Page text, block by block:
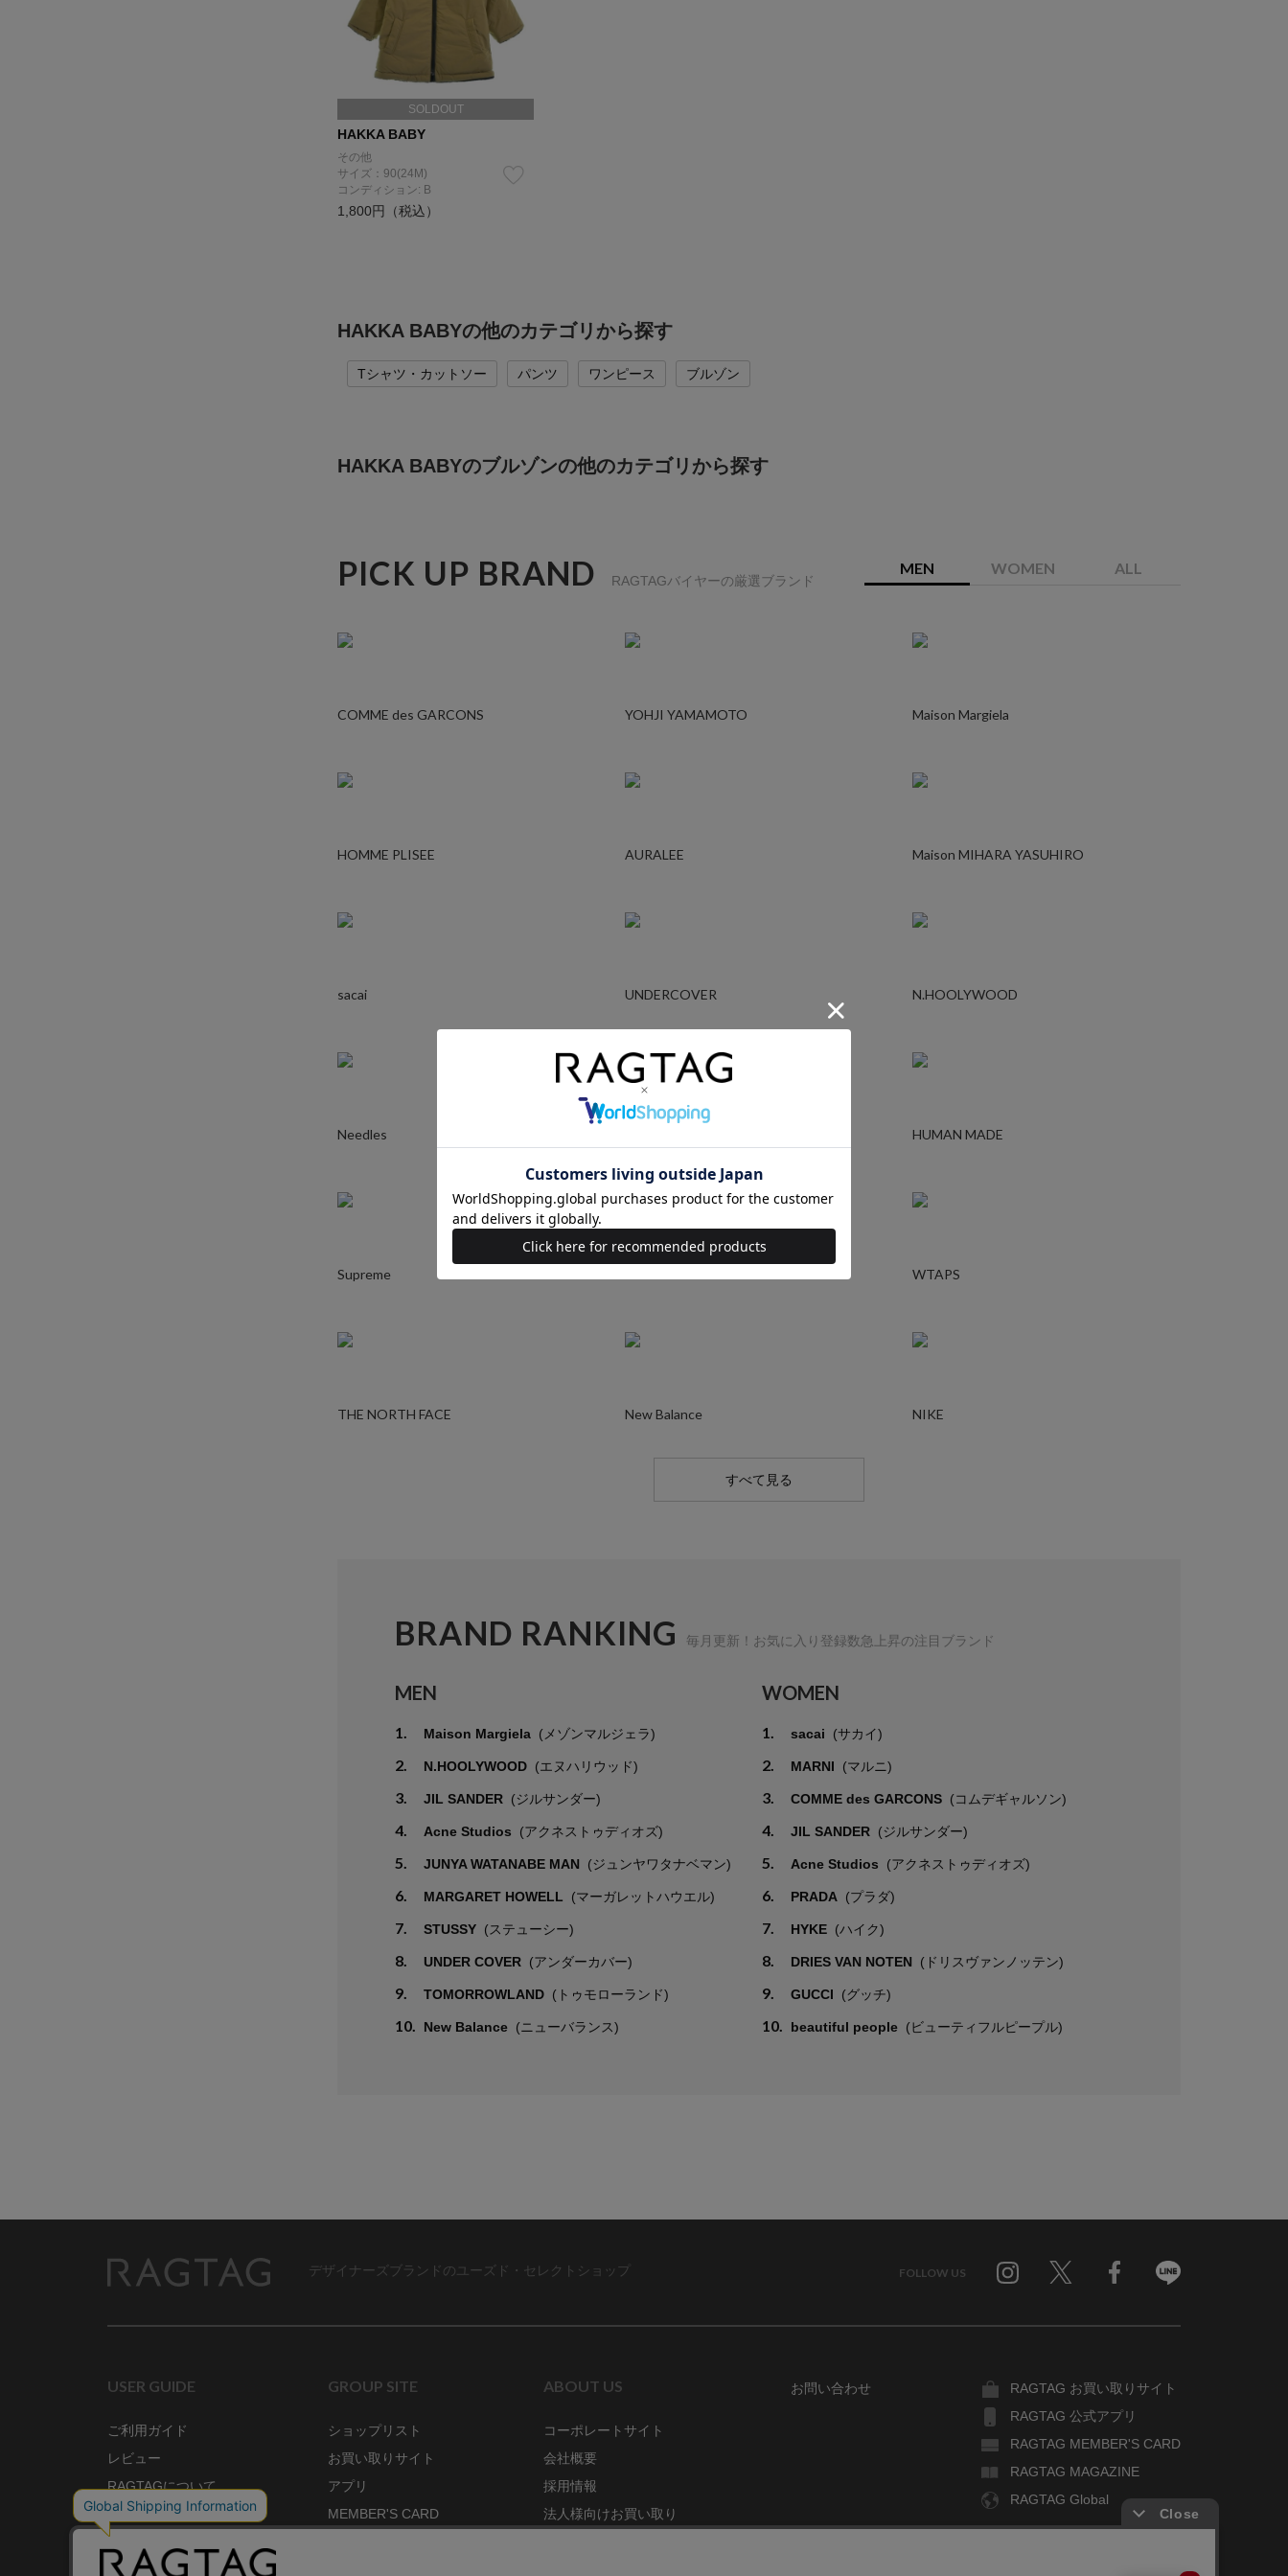
SOLDOUT
HAKKA BABY
その他
サイズ：90(24M)
コンディション: B
1,800円（税込）
HAKKA BABYの他のカテゴリから探す
Tシャツ・カットソー パンツ ワンピース ブルゾン
HAKKA BABYのブルゾンの他のカテゴリから探す
PICK UP BRAND RAGTAGバイヤーの厳選ブランド
MEN WOMEN ALL
COMME des GARCONS YOHJI YAMAMOTO Maison Margiela
HOMME PLISEE AURALEE Maison MIHARA YASUHIRO
sacai UNDERCOVER N.HOOLYWOOD
Needles HUMAN MADE
Supreme WTAPS
THE NORTH FACE New Balance NIKE
すべて見る
BRAND RANKING 毎月更新！お気に入り登録数急上昇の注目ブランド
MEN
1. Maison Margiela (メゾンマルジェラ)
2. N.HOOLYWOOD (エヌハリウッド)
3. JIL SANDER (ジルサンダー)
4. Acne Studios (アクネストゥディオズ)
5. JUNYA WATANABE MAN (ジュンヤワタナベマン)
6. MARGARET HOWELL (マーガレットハウエル)
7. STUSSY (ステューシー)
8. UNDER COVER (アンダーカバー)
9. TOMORROWLAND (トゥモローランド)
10. New Balance (ニューバランス)
WOMEN
1. sacai (サカイ)
2. MARNI (マルニ)
3. COMME des GARCONS (コムデギャルソン)
4. JIL SANDER (ジルサンダー)
5. Acne Studios (アクネストゥディオズ)
6. PRADA (プラダ)
7. HYKE (ハイク)
8. DRIES VAN NOTEN (ドリスヴァンノッテン)
9. GUCCI (グッチ)
10. beautiful people (ビューティフルピープル)
デザイナーズブランドのユーズド・セレクトショップ FOLLOW US
USER GUIDE
ご利用ガイド
レビュー
RAGTAGについて
ご利用規約
プライバシーポリシー
GROUP SITE
ショップリスト
お買い取りサイト
アプリ
MEMBER'S CARD
ABOUT US
コーポレートサイト
会社概要
採用情報
法人様向けお買い取り
お問い合わせ
RAGTAG お買い取りサイト
RAGTAG 公式アプリ
RAGTAG MEMBER'S CARD
RAGTAG MAGAZINE
RAGTAG Global